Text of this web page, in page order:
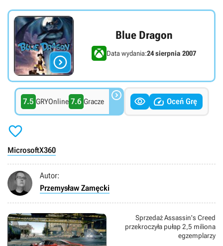

Blue Dragon
Data wydania:24 sierpnia 2007
7.5 GRYOnline 7.6 Gracze    Oceń Grę

MicrosoftX360
Autor:
Przemysław Zamęcki
Sprzedaż Assassin's Creed
przekroczyła pułap 2,5 miliona
egzemplarzy